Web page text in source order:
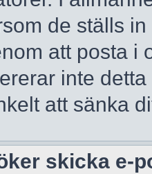
de ställs
att posta i
inte
att sänka
skicka e-